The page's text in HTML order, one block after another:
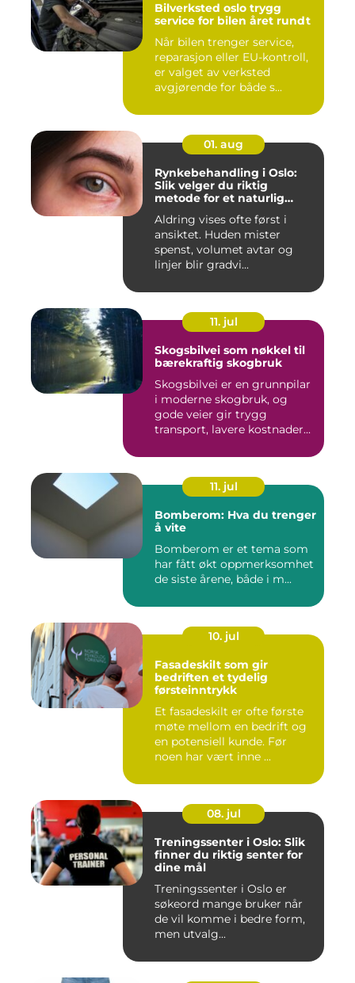
Bilverksted oslo trygg
service for bilen året rundt
Når bilen trenger service,
reparasjon eller EU-kontroll,
er valget av verksted
avgjørende for både s...
01. aug
Rynkebehandling i Oslo:
Slik velger du riktig
metode for et naturlig
Aldring vises ofte først i
ansiktet. Huden mister
spenst, volumet avtar og
linjer blir gradvi...
11. jul
Skogsbilvei som nøkkel til
bærekraftig skogbruk
Skogsbilvei er en grunnpilar
i moderne skogbruk, og
gode veier gir trygg
transport, lavere kostnader...
11. jul
Bomberom: Hva du trenger
å vite
Bomberom er et tema som
har fått økt oppmerksomhet
de siste årene, både i m...
10. jul
Fasadeskilt som gir
bedriften et tydelig
førsteinntrykk
Et fasadeskilt er ofte første
møte mellom en bedrift og
en potensiell kunde. Før
noen har vært inne ...
08. jul
Treningssenter i Oslo: Slik
finner du riktig senter for
dine mål
Treningssenter i Oslo er
søkeord mange bruker når
de vil komme i bedre form,
men utvalg...